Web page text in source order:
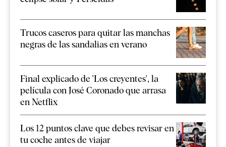
Trucos caseros para quitar las manchas
negras de las sandalias en verano
Final explicado de 'Los creyentes', la
película con José Coronado que arrasa
en Netflix
Los 12 puntos clave que debes revisar en
tu coche antes de viajar